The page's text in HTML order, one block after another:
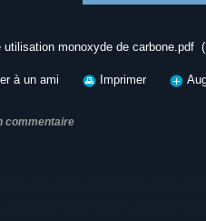
utilisation monoxyde de carbone.pdf
à un ami Imprimer
commentaire